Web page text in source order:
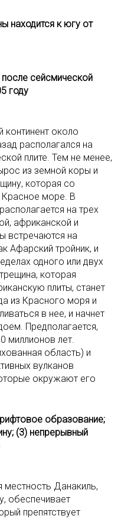
находится к югу от
сейсмической
году
около
располагался на
плите. Тем не менее,
из земной коры и
которая со
Красное море. В
на трех
африканской и
встречаются на
Афарский тройник, и
одного или двух
которая
плиты, станет
из Красного моря и
в нее, и начнет
Предполагается,
миллионов лет.
область) и
вулканов
окружают его
образование;
(3) непрерывный
местность Данакиль,
обеспечивает
препятствует